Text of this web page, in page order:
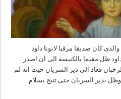
كان صديقا مرقبا لابونا داود
ظل مقيما بالكنيسة الى ان اصدر
فعاد الى دير السريان حيث انه لم
وظل بدير السريان حتى تنيح بسلام …